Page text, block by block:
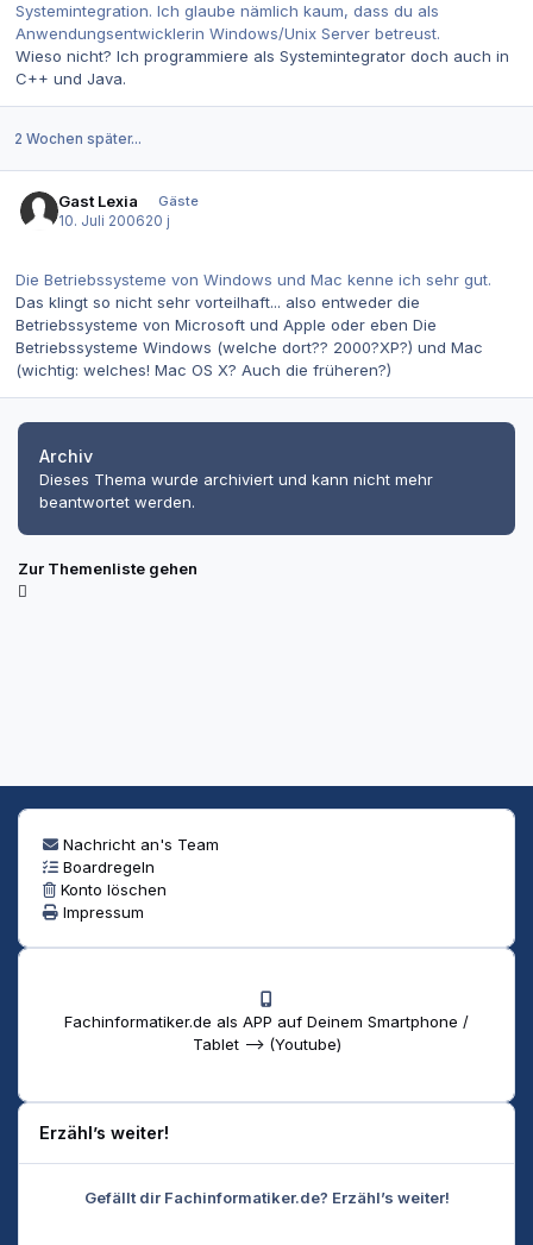
Systemintegration. Ich glaube nämlich kaum, dass du als
Anwendungsentwicklerin Windows/Unix Server betreust.
Wieso nicht? Ich programmiere als Systemintegrator doch auch in
C++ und Java.
2 Wochen später...
Gast Lexia
Gäste
10. Juli 200620 j
Die Betriebssysteme von Windows und Mac kenne ich sehr gut.
Das klingt so nicht sehr vorteilhaft... also entweder die
Betriebssysteme von Microsoft und Apple oder eben Die
Betriebssysteme Windows (welche dort?? 2000?XP?) und Mac
(wichtig: welches! Mac OS X? Auch die früheren?)
Archiv
Dieses Thema wurde archiviert und kann nicht mehr
beantwortet werden.
Zur Themenliste gehen
Nachricht an's Team
Boardregeln
Konto löschen
Impressum
Fachinformatiker.de als APP auf Deinem Smartphone /
Tablet --> (Youtube)
Erzähl’s weiter!
Gefällt dir Fachinformatiker.de? Erzähl’s weiter!